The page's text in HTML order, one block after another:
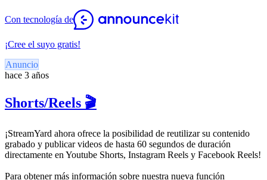
Con tecnología de
¡Cree el suyo gratis!
Anuncio
hace 3 años
Shorts/Reels 🎬
¡StreamYard ahora ofrece la posibilidad de reutilizar su contenido
grabado y publicar videos de hasta 60 segundos de duración
directamente en Youtube Shorts, Instagram Reels y Facebook Reels!
Para obtener más información sobre nuestra nueva función